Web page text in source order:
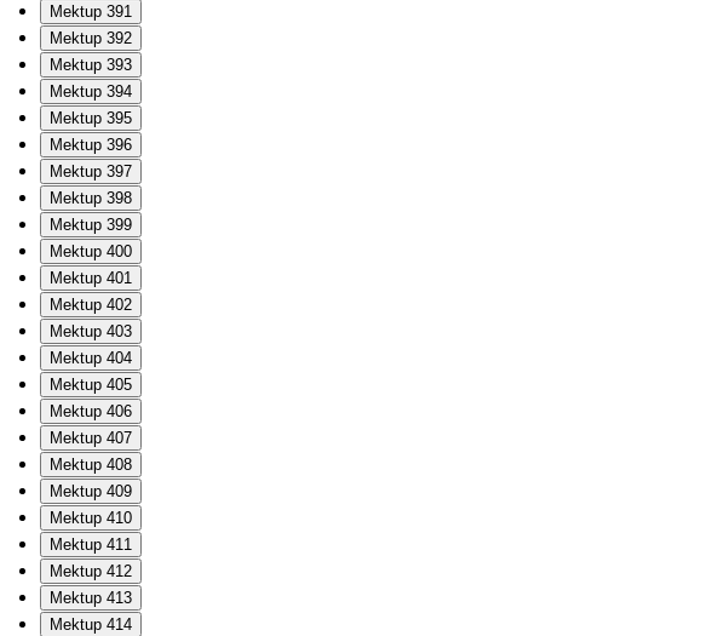
Mektup 391
Mektup 392
Mektup 393
Mektup 394
Mektup 395
Mektup 396
Mektup 397
Mektup 398
Mektup 399
Mektup 400
Mektup 401
Mektup 402
Mektup 403
Mektup 404
Mektup 405
Mektup 406
Mektup 407
Mektup 408
Mektup 409
Mektup 410
Mektup 411
Mektup 412
Mektup 413
Mektup 414